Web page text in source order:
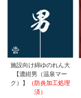
施設向け綿ゆのれん大
【濃紺男（温泉マー
ク）】
（防炎加工処理
済）